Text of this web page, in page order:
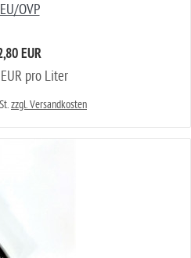
OVP
EUR
pro Liter
zzgl. Versandkosten